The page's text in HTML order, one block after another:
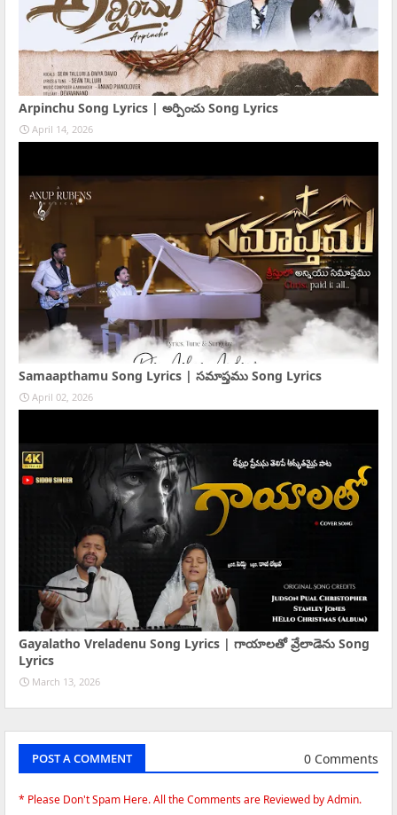
Arpinchu Song Lyrics | అర్పించు Song Lyrics
April 14, 2026
Samaapthamu Song Lyrics | సమాప్తము Song Lyrics
April 02, 2026
Gayalatho Vreladenu Song Lyrics | గాయాలతో వ్రేలాడెను Song
Lyrics
March 13, 2026
POST A COMMENT 0 Comments
* Please Don't Spam Here. All the Comments are Reviewed by Admin.